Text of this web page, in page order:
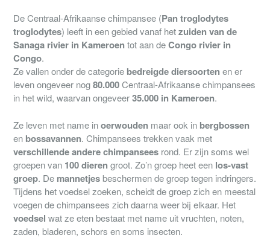
De Centraal-Afrikaanse chimpansee (Pan troglodytes
troglodytes) leeft in een gebied vanaf hetzuiden van de
Sanaga rivier in Kameroentot aan deCongo rivier in
Congo.
Ze vallen onder de categorie bedreigde diersoortenen er
leven ongeveer nog80.000Centraal-Afrikaanse chimpansees
in het wild, waarvan ongeveer35.000 in Kameroen.
Ze leven met name inoerwouden maar ook in bergbossen
en bossavannen. Chimpansees trekken vaak met
verschillende andere chimpansees rond. Er zijn soms wel
groepen van 100 dierengroot. Zo’n groep heet een los-vast
groep. De mannetjesbeschermen de groep tegen indringers.
Tijdens het voedsel zoeken, scheidt de groep zich en meestal
voegen de chimpansees zich daarna weer bij elkaar. Het
voedsel wat ze eten bestaat met name uit vruchten, noten,
zaden, bladeren, schors en soms insecten.